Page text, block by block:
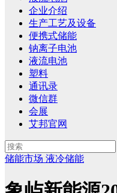
企业介绍
生产工艺及设备
便携式储能
钠离子电池
液流电池
塑料
通讯录
微信群
会展
艾邦官网
储能市场 液冷储能